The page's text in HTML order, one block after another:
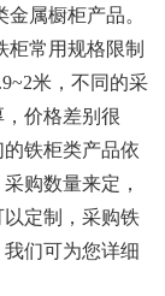
属橱柜产品。
常用规格限制
米，不同的采
价格差别很
铁柜类产品依
购数量来定，
定制，采购铁
们可为您详细